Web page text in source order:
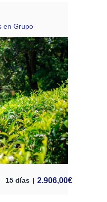
en Grupo
15 días 2.906,00€